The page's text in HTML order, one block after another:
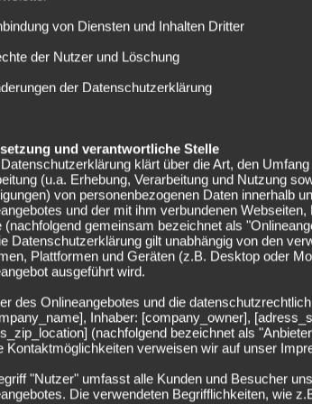
verlor allerdings nur eines der letzten sieben
Revierklubs. „Schalke hat extrem viel
dann das Momentum für sich. Sie gewinnen
kriegen, müssen wir sie nutzen. So viele werden
wohl in erster Linie auf die Effektivität des Sport-
offen. Robin Koch ist angeschlagen und auch
hinaus fehlen Mike Frantz, Yoric Ravet,
vor verletzt. Während die Länderspielpause für
eher ungünstigen Zeitpunkt kam, könnte Freiburg
und Bartosz Kapustka sind lediglich drei Spieler
Nationalmannschaft unterwegs gewesen.
den gesamten Kader zur Verfügung – ein Vorteil
von Diensten und Inhalten Dritter
der Nutzer und Löschung
der Datenschutzerklärung
und verantwortliche Stelle
klärt über die Art, den
(u.a. Erhebung, Verarbeitung und Nutzung
von personenbezogenen Daten innerhalb
und der mit ihm verbundenen Webseiten,
(nachfolgend gemeinsam bezeichnet als
Datenschutzerklärung gilt unabhängig von den
Plattformen und Geräten (z.B. Desktop oder
ausgeführt wird.
des Onlineangebotes und die
Inhaber: [company_owner],
(nachfolgend bezeichnet als
Kontaktmöglichkeiten verweisen wir auf unser
"Nutzer" umfasst alle Kunden und Besucher
Die verwendeten Begrifflichkeiten, wie